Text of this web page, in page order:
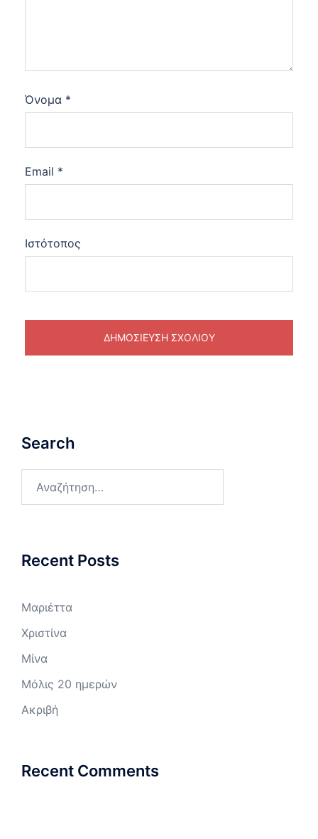
Όνομα *
Email *
Ιστότοπος
Search
Recent Posts
Μαριέττα
Χριστίνα
Μίνα
Μόλις 20 ημερών
Ακριβή
Recent Comments